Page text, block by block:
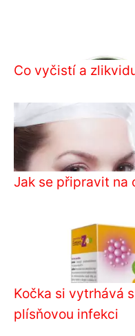
Co vyčistí a
Jak se připravit na
Kočka si vytrhává
plísňovou infekci